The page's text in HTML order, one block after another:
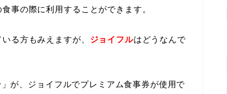
事の際に利用することができます。
る方もみえますが、 ジョイフルはどうなんで
が、ジョイフルでプレミアム食事券が使用で